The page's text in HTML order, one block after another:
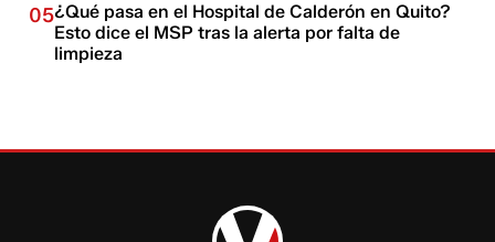
05¿Qué pasa en el Hospital de Calderón en Quito?
Esto dice el MSP tras la alerta por falta de
limpieza